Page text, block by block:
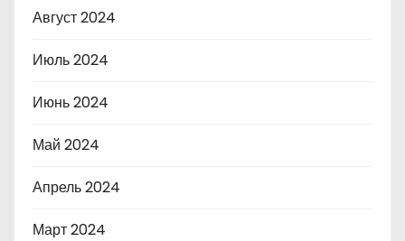
Август 2024
Июль 2024
Июнь 2024
Май 2024
Апрель 2024
Март 2024